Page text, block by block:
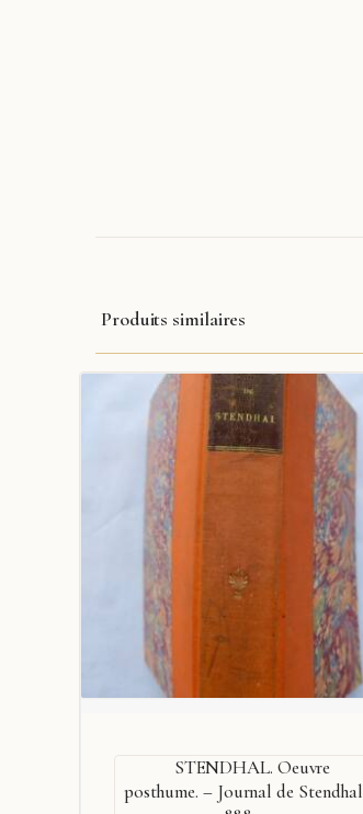
Produits similaires
STENDHAL. Oeuvre
posthume. – Journal de Stendhal